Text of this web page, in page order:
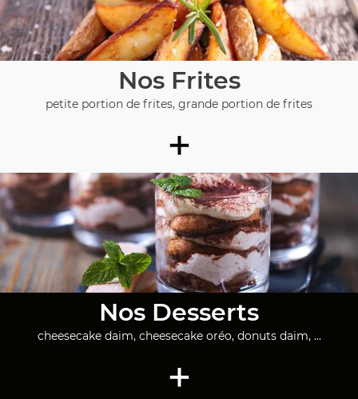
Nos Frites
petite portion de frites, grande portion de frites
+
Nos Desserts
cheesecake daim, cheesecake oréo, donuts daim, ...
+